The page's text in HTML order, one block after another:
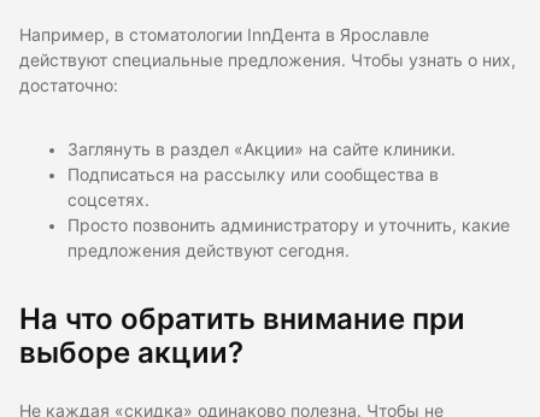
Например, в стоматологии InnДента в Ярославле
действуют специальные предложения. Чтобы узнать о них,
достаточно:
Заглянуть в раздел «Акции» на сайте клиники.
Подписаться на рассылку или сообщества в
соцсетях.
Просто позвонить администратору и уточнить, какие
предложения действуют сегодня.
На что обратить внимание при
выборе акции?
Не каждая «скидка» одинаково полезна. Чтобы не